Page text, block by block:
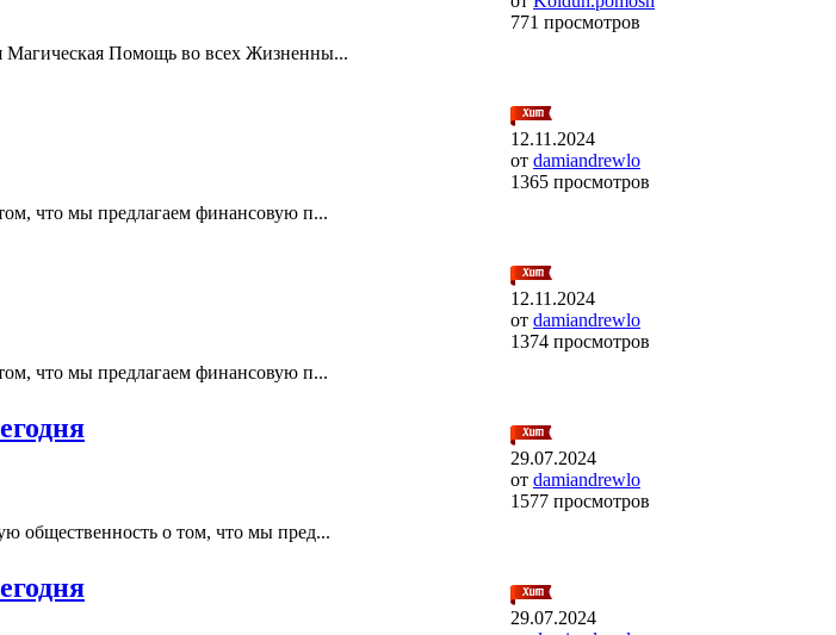
Магическая Помощь во всех Жизненны...
771 просмотров
что мы предлагаем финансовую п...
12.11.2024
от damiandrewlo
1365 просмотров
что мы предлагаем финансовую п...
12.11.2024
от damiandrewlo
1374 просмотров
общественность о том, что мы пред...
29.07.2024
от damiandrewlo
1577 просмотров
29.07.2024